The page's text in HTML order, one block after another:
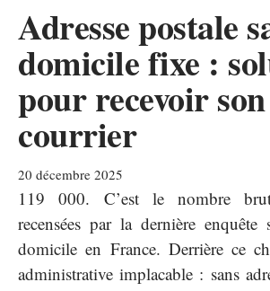
Adresse postale
domicile fixe :
pour recevoir son
courrier
20 décembre 2025
119 000. C’est le nombre
recensées par la dernière enquête
domicile en France. Derrière ce
administrative implacable : sans